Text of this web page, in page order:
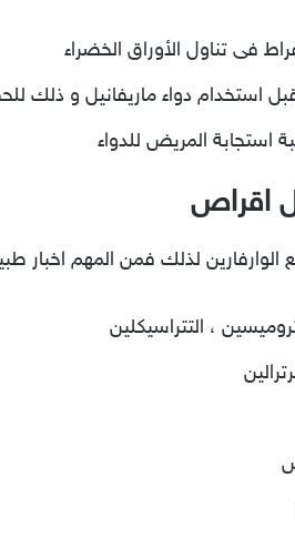
فى تناول الأوراق الخضراء
استجابة المريض للدواء
اقراص
لذلك فمن المهم اخبار
، التتراسيكلين